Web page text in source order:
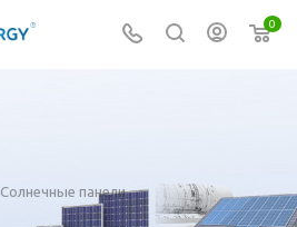
0
Солнечные панели